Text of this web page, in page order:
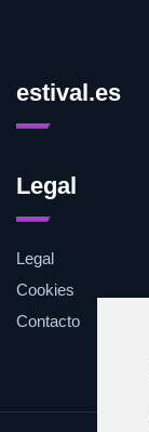
estival.es
Legal
Legal
Cookies
Contacto